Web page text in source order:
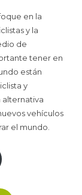
en la
y la
de
tener en
están
y
vehículos
el mundo.